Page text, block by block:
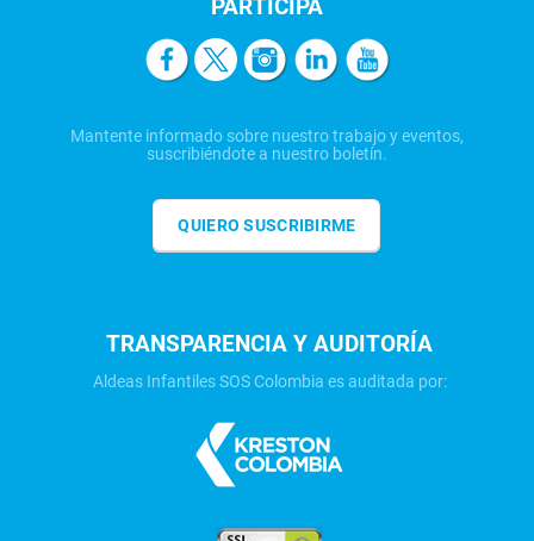
PARTICIPA
Mantente informado sobre nuestro trabajo y eventos,
suscribiéndote a nuestro boletín.
QUIERO SUSCRIBIRME
TRANSPARENCIA Y AUDITORÍA
Aldeas Infantiles SOS Colombia es auditada por: